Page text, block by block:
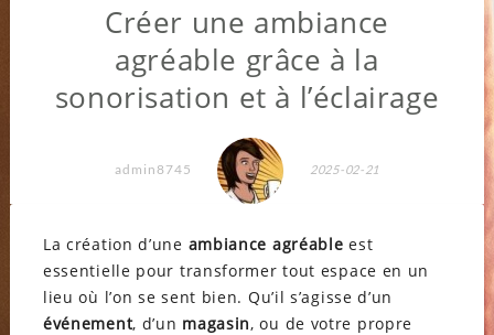
Créer une ambiance
agréable grâce à la
sonorisation et à l’éclairage
admin8745 2025-02-21
La création d’une ambiance agréable est
essentielle pour transformer tout espace en un
lieu où l’on se sent bien. Qu’il s’agisse d’un
événement, d’un magasin, ou de votre propre